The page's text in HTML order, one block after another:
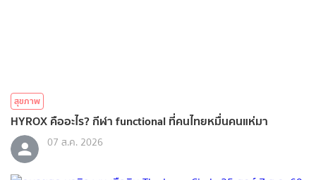
สุขภาพ
HYROX คืออะไร? กีฬา functional ที่คนไทยหมื่นคนแห่มา
07 ส.ค. 2026